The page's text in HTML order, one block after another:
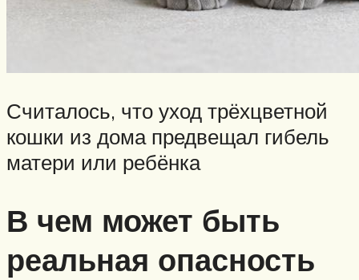
Считалось, что уход трёхцветной
кошки из дома предвещал гибель
матери или ребёнка
В чем может быть
реальная опасность